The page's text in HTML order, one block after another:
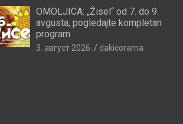
OMOLJICA: „Žisel“ od 7. do 9.
avgusta, pogledajte kompletan
program
3. август 2026. dakicorama